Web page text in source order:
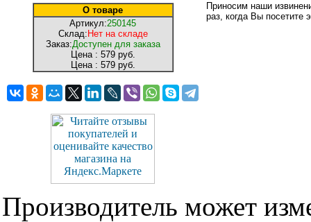
О товаре
Артикул:250145
Склад: Нет на складе
Заказ:Доступен для заказа
Цена : 579 руб.
Цена : 579 руб.
Приносим наши
раз, когда Вы посетите
Производитель может